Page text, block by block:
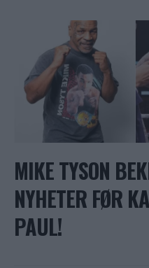
MIKE TYSON
NYHETER FØR
PAUL!